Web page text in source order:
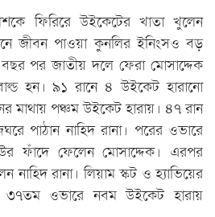
ফিরিরে উইকেটের খাতা খুলেন
জীবন পাওয়া কুনলির ইনিংসও বড়
পর জাতীয় দলে ফেরা মোসাদ্দেক
হন। ৯১ রানে ৪ উইকেট হারানো
মাথায় পঞ্চম উইকেট হারায়। ৪৭ রান
পাঠান নাহিদ রানা। পরের ওভারে
ফাঁদে ফেলেন মোসাদ্দেক। এরপর
রানা। লিয়াম স্কট ও হ্যাভিয়ের
৩৭তম ওভারে নবম উইকেট হারায়